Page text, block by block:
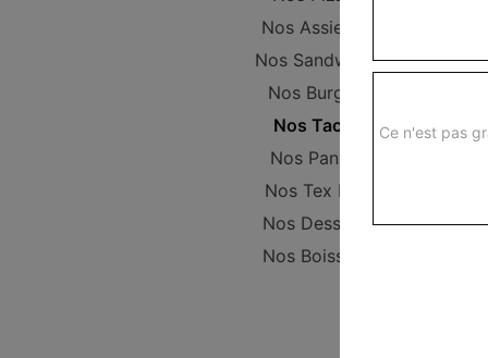
Nos Assiettes
Nos Sandwichs
Nos Burgers
Nos Tacos
Nos Paninis
Nos Tex Mex
Nos Desserts
Nos Boissons
Ce n'est pas